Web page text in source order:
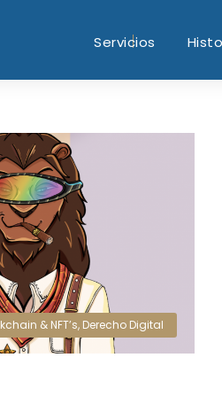
Servicios
& NFT’s, Derecho Digital